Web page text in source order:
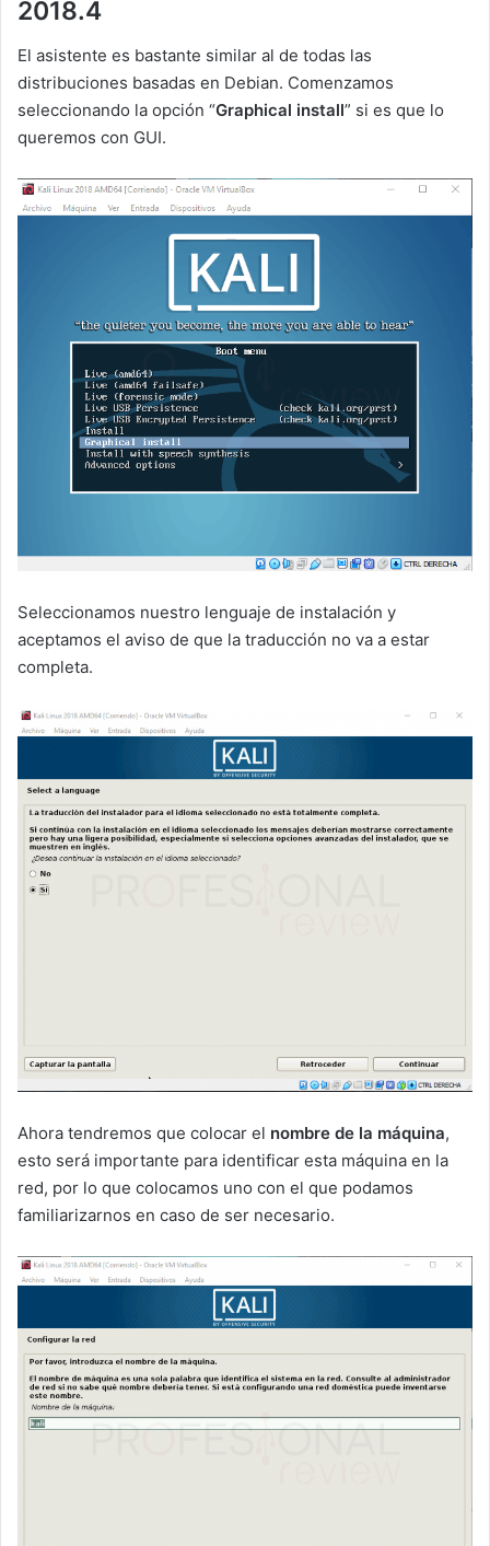
2018.4
El asistente es bastante similar al de todas las
distribuciones basadas en Debian. Comenzamos
seleccionando la opción “Graphical install” si es que lo
queremos con GUI.
Seleccionamos nuestro lenguaje de instalación y
aceptamos el aviso de que la traducción no va a estar
completa.
Ahora tendremos que colocar el nombre de la máquina,
esto será importante para identificar esta máquina en la
red, por lo que colocamos uno con el que podamos
familiarizarnos en caso de ser necesario.